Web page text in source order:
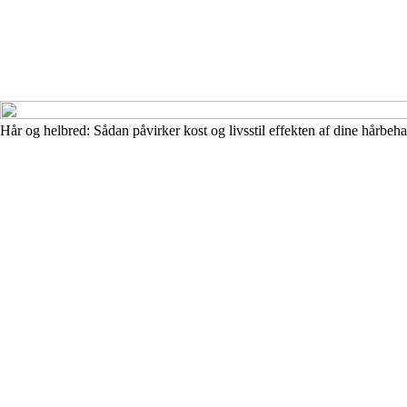
Hår og helbred: Sådan påvirker kost og livsstil effekten af dine